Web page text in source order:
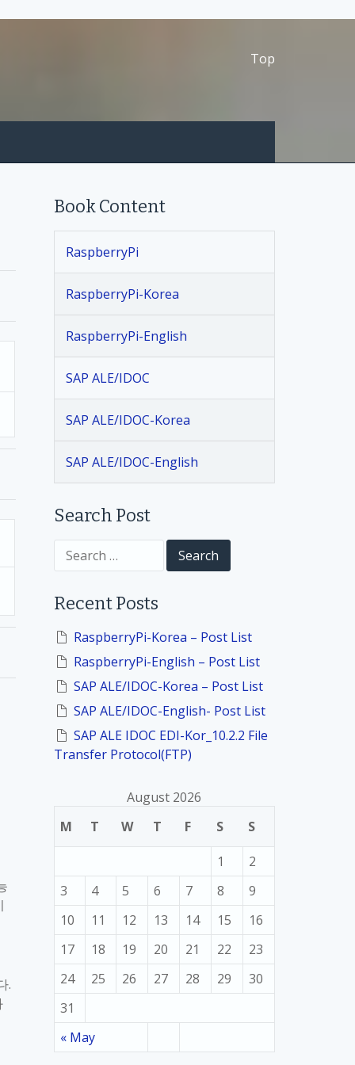
Top
.
Book Content
RaspberryPi
RaspberryPi-Korea
RaspberryPi-English
SAP ALE/IDOC
SAP ALE/IDOC-Korea
SAP ALE/IDOC-English
Search Post
c
o
Recent Posts
RaspberryPi-Korea – Post List
RaspberryPi-English – Post List
SAP ALE/IDOC-Korea – Post List
SAP ALE/IDOC-English- Post List
SAP ALE IDOC EDI-Kor_10.2.2 File
Transfer Protocol(FTP)
August 2026
M
T W T F S S
« May
1
2
3
4 5 6 7 8
9
10
11 12 13 14 15
16
17
18 19 20 21 22
23
24
25 26 27 28 29
30
31